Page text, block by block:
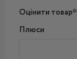
Оцінити товар*
Плюси